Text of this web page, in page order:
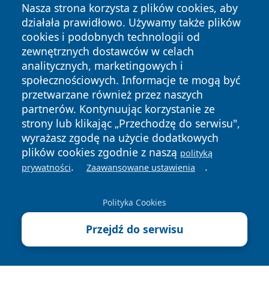
Nasza strona korzysta z plików cookies, aby
działała prawidłowo. Używamy także plików
cookies i podobnych technologii od
zewnętrznych dostawców w celach
analitycznych, marketingowych i
społecznościowych. Informacje te mogą być
przetwarzane również przez naszych
partnerów. Kontynuując korzystanie ze
strony lub klikając „Przechodzę do serwisu",
wyrażasz zgodę na użycie dodatkowych
plików cookies zgodnie z naszą polityką
prywatności. Zaawansowane ustawienia .
Polityka Cookies
Przejdź do serwisu
Copyright © 2026 zawiercieonline.pl Wszystkie prawa
zastrzeżone.
News Autorzy
Polityka
Prywatności
Polityka
Cookies